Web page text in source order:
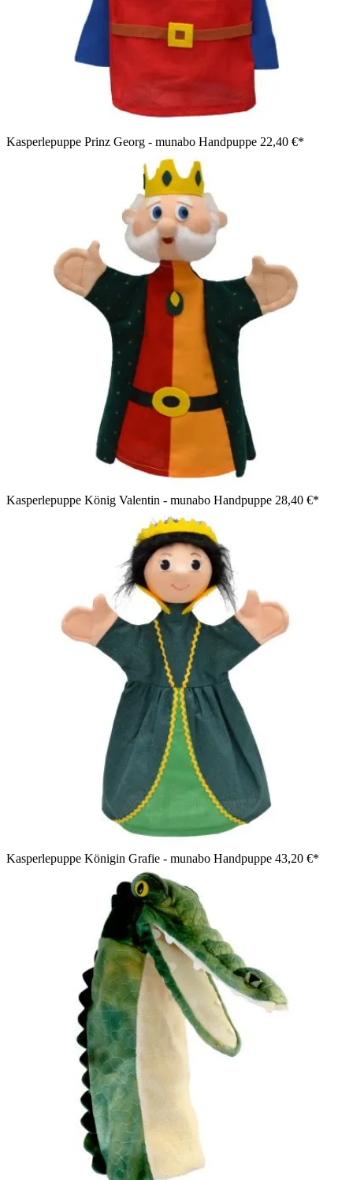
Kasperlepuppe Prinz Georg - munabo Handpuppe 22,40 €*
Kasperlepuppe König Valentin - munabo Handpuppe 28,40 €*
Kasperlepuppe Königin Grafie - munabo Handpuppe 43,20 €*